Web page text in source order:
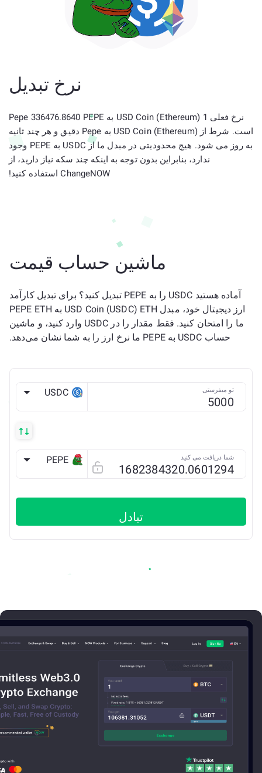
نرخ تبدیل
نرخ فعلی 1 USD Coin (Ethereum) به Pepe 336476.8640 PEPE
است. شرط از USD Coin (Ethereum) به Pepe دقیق و هر چند ثانیه
به روز می شود. هیچ محدودیتی در مبدل ما از USDC به PEPE وجود
ندارد، بنابراین بدون توجه به اینکه چند سکه نیاز دارید، از
ChangeNOW استفاده کنید!
ماشین حساب قیمت
آماده هستید USDC را به PEPE تبدیل کنید؟ برای تبدیل کارآمد
ارز دیجیتال خود، مبدل USD Coin (USDC) ETH به PEPE ETH
ما را امتحان کنید. فقط مقدار را در USDC وارد کنید، و ماشین
حساب USDC به PEPE ما نرخ ارز را به شما نشان می‌دهد.
تو میفرستی USDC
شما دریافت می کنید PEPE
تبادل